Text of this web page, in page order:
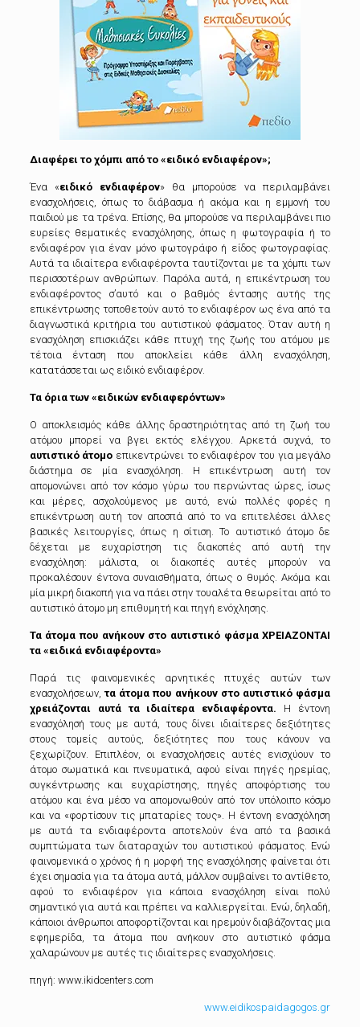
Διαφέρει το χόμπι από το «ειδικό ενδιαφέρον»;
Ένα «ειδικό ενδιαφέρον» θα μπορούσε να περιλαμβάνει
ενασχολήσεις, όπως το διάβασμα ή ακόμα και η εμμονή του
παιδιού με τα τρένα. Επίσης, θα μπορούσε να περιλαμβάνει πιο
ευρείες θεματικές ενασχόλησης, όπως η φωτογραφία ή το
ενδιαφέρον για έναν μόνο φωτογράφο ή είδος φωτογραφίας.
Αυτά τα ιδιαίτερα ενδιαφέροντα ταυτίζονται με τα χόμπι των
περισσοτέρων ανθρώπων. Παρόλα αυτά, η επικέντρωση του
ενδιαφέροντος σ’αυτό και ο βαθμός έντασης αυτής της
επικέντρωσης τοποθετούν αυτό το ενδιαφέρον ως ένα από τα
διαγνωστικά κριτήρια του αυτιστικού φάσματος. Όταν αυτή η
ενασχόληση επισκιάζει κάθε πτυχή της ζωής του ατόμου με
τέτοια ένταση που αποκλείει κάθε άλλη ενασχόληση,
κατατάσσεται ως ειδικό ενδιαφέρον.
Τα όρια των «ειδικών ενδιαφερόντων»
Ο αποκλεισμός κάθε άλλης δραστηριότητας από τη ζωή του
ατόμου μπορεί να βγει εκτός ελέγχου. Αρκετά συχνά, το
αυτιστικό άτομο επικεντρώνει το ενδιαφέρον του για μεγάλο
διάστημα σε μία ενασχόληση. Η επικέντρωση αυτή τον
απομονώνει από τον κόσμο γύρω του περνώντας ώρες, ίσως
και μέρες, ασχολούμενος με αυτό, ενώ πολλές φορές η
επικέντρωση αυτή τον αποσπά από το να επιτελέσει άλλες
βασικές λειτουργίες, όπως η σίτιση. Το αυτιστικό άτομο δε
δέχεται με ευχαρίστηση τις διακοπές από αυτή την
ενασχόληση: μάλιστα, οι διακοπές αυτές μπορούν να
προκαλέσουν έντονα συναισθήματα, όπως ο θυμός. Ακόμα και
μία μικρή διακοπή για να πάει στην τουαλέτα θεωρείται από το
αυτιστικό άτομο μη επιθυμητή και πηγή ενόχλησης.
Τα άτομα που ανήκουν στο αυτιστικό φάσμα ΧΡΕΙΑΖΟΝΤΑΙ
τα «ειδικά ενδιαφέροντα»
Παρά τις φαινομενικές αρνητικές πτυχές αυτών των
ενασχολήσεων,τα άτομα που ανήκουν στο αυτιστικό φάσμα
χρειάζονται αυτά τα ιδιαίτερα ενδιαφέροντα. Η έντονη
ενασχόλησή τους με αυτά, τους δίνει ιδιαίτερες δεξιότητες
στους τομείς αυτούς, δεξιότητες που τους κάνουν να
ξεχωρίζουν. Επιπλέον, οι ενασχολήσεις αυτές ενισχύουν το
άτομο σωματικά και πνευματικά, αφού είναι πηγές ηρεμίας,
συγκέντρωσης και ευχαρίστησης, πηγές αποφόρτισης του
ατόμου και ένα μέσο να απομονωθούν από τον υπόλοιπο κόσμο
και να «φορτίσουν τις μπαταρίες τους». Η έντονη ενασχόληση
με αυτά τα ενδιαφέροντα αποτελούν ένα από τα βασικά
συμπτώματα των διαταραχών του αυτιστικού φάσματος. Ενώ
φαινομενικά ο χρόνος ή η μορφή της ενασχόλησης φαίνεται ότι
έχει σημασία για τα άτομα αυτά, μάλλον συμβαίνει το αντίθετο,
αφού το ενδιαφέρον για κάποια ενασχόληση είναι πολύ
σημαντικό για αυτά και πρέπει να καλλιεργείται. Ενώ, δηλαδή,
κάποιοι άνθρωποι αποφορτίζονται και ηρεμούν διαβάζοντας μια
εφημερίδα, τα άτομα που ανήκουν στο αυτιστικό φάσμα
χαλαρώνουν με αυτές τις ιδιαίτερες ενασχολήσεις.
πηγή: www.ikidcenters.com
www.eidikospaidagogos.gr